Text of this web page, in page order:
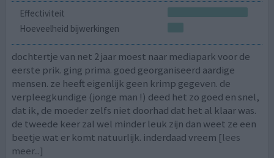
Effectiviteit
Hoeveelheid bijwerkingen
dochtertje van net 2 jaar moest naar mediapark voor de
eerste prik. ging prima. goed georganiseerd aardige
mensen. ze heeft eigenlijk geen krimp gegeven. de
verpleegkundige (jonge man !) deed het zo goed en snel,
dat ik, de moeder zelfs niet doorhad dat het al klaar was.
de tweede keer zal wel minder leuk zijn dan weet ze een
beetje wat er komt natuurlijk. inderdaad vreem [lees
meer...]